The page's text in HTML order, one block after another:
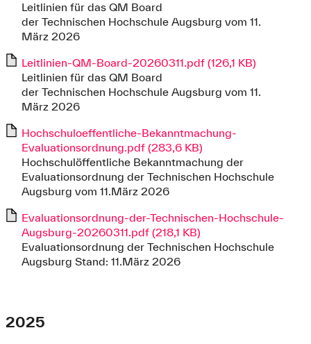
Leitlinien für das QM Board
der Technischen Hochschule Augsburg vom 11.
März 2026
Leitlinien-QM-Board-20260311.pdf (126,1 KB)
Leitlinien für das QM Board
der Technischen Hochschule Augsburg vom 11.
März 2026
Hochschuloeffentliche-Bekanntmachung-
Evaluationsordnung.pdf (283,6 KB)
Hochschulöffentliche Bekanntmachung der
Evaluationsordnung der Technischen Hochschule
Augsburg vom 11.März 2026
Evaluationsordnung-der-Technischen-Hochschule-
Augsburg-20260311.pdf (218,1 KB)
Evaluationsordnung der Technischen Hochschule
Augsburg Stand: 11.März 2026
2025